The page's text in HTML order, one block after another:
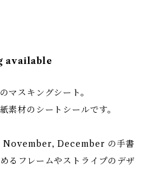
available
マスキングシート。
素材のシートシールです。
November, December の手書
るフレームやストライプのデザ